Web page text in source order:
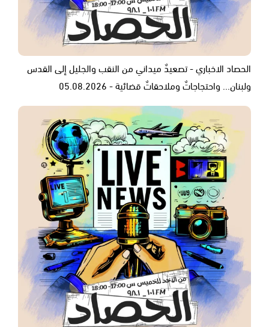
الحصاد الاخباري - تصعيدٌ ميداني من النقب والجليل إلى القدس
ولبنان... واحتجاجاتٌ وملاحقاتٌ قضائية - 05.08.2026